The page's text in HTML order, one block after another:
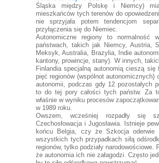
Śląska między Polskę i Niemcy)
mieszkańców tych terenów do
nie sprzyjała potem tendencjom
przyłączenia się do Niemiec.
Autonomiczne regiony to
państwach, takich jak Niemcy, Austria,
Meksyk, Australia, Brazylia, Indie
kantony, prowincje, stany). W innych,
Finlandia specjalną autonomią cieszą
pięć regionów (wspólnot
autonomii, podczas gdy 12 pozostałych
to do tej pory całości tych państw. Za
właśnie w wyniku procesów
w 1989 roku.
Owszem, wcześniej rozpadły się
Czechosłowacja i Jugosławia. Istnieje
końcu Belgia, czy że Szkocja
wszystkich tych przypadkach siłą
regionów, tylko podziały narodowościowe.
że autonomia ich nie załagodzi. Często